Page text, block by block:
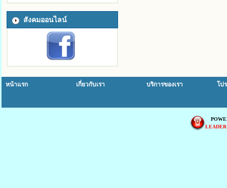
สังคมออนไลน์
หน้าแรก เกี่ยวกับเรา บริการของเรา โป